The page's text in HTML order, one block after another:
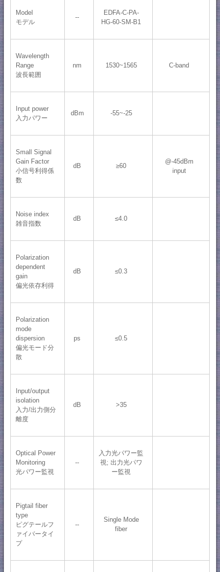
Model
モデル
--
EDFA-C-PA-
HG-60-SM-B1
Wavelength
Range
波長範囲
nm 1530~1565 C-band
Input power
入力パワー
dBm -55~-25
Small Signal
Gain Factor
小信号利得係
数
dB ≥60
@-45dBm
input
Noise index
雑音指数
dB ≤4.0
Polarization
dependent
gain
偏光依存利得
dB ≤0.3
Polarization
mode
dispersion
偏光モード分
散
ps ≤0.5
Input/output
isolation
入力/出力側分
離度
dB >35
Optical Power
Monitoring
光パワー監視
--
入力光パワー監
視; 出力光パワ
ー監視
Pigtail fiber
type
ピグテールフ
ァイバータイ
プ
--
Single Mode
fiber